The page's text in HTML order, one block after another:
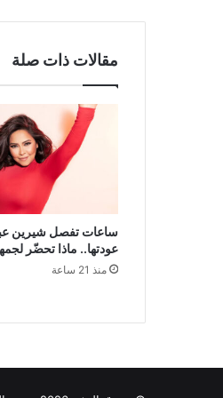
مقالات ذات صلة
ساعات تفصل شيرين
عودتها.. ماذا تحضّر
منذ 21 ساعة